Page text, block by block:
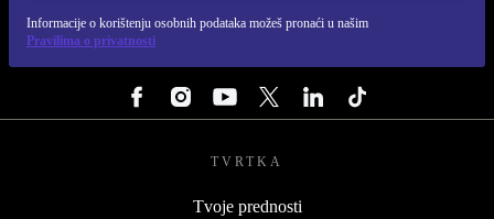
Informacije o korištenju osobnih podataka možeš pronaći u našim
Pravilima o privatnosti
TVRTKA
Tvoje prednosti